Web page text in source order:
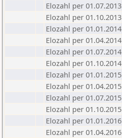
Elozahl per 01.07.2013
Elozahl per 01.10.2013
Elozahl per 01.01.2014
Elozahl per 01.04.2014
Elozahl per 01.07.2014
Elozahl per 01.10.2014
Elozahl per 01.01.2015
Elozahl per 01.04.2015
Elozahl per 01.07.2015
Elozahl per 01.10.2015
Elozahl per 01.01.2016
Elozahl per 01.04.2016